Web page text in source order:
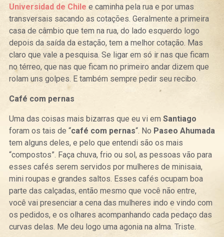
Universidad de Chile e caminha pela rua e por umas
transversais sacando as cotações. Geralmente a primeira
casa de câmbio que tem na rua, do lado esquerdo logo
depois da saída da estação, tem a melhor cotação. Mas
claro que vale a pesquisa. Se ligar em só ir nas que ficam
no térreo, que nas que ficam no primeiro andar dizem que
rolam uns golpes. E também sempre pedir seu recibo.
Café com pernas
Uma das coisas mais bizarras que eu vi em Santiago
foram os tais de “café com pernas“. No Paseo Ahumada
tem alguns deles, e pelo que entendi são os mais
“compostos”. Faça chuva, frio ou sol, as pessoas vão para
esses cafés serem servidos por mulheres de minisaia,
mini roupas e grandes saltos. Esses cafés ocupam boa
parte das calçadas, então mesmo que você não entre,
você vai presenciar a cena das mulheres indo e vindo com
os pedidos, e os olhares acompanhando cada pedaço das
curvas delas. Me deu logo uma agonia na alma. Triste.